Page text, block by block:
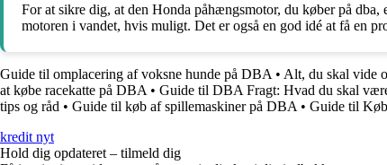
For at sikre dig, at den Honda påhængsmotor, du køber på
motoren i vandet, hvis muligt. Det er også en god idé at få en
Guide til omplacering af voksne hunde på DBA • Alt, du skal vide
at købe racekatte på DBA • Guide til DBA Fragt: Hvad du skal
tips og råd • Guide til køb af spillemaskiner på DBA • Guide til
kredit nyt
Hold dig opdateret – tilmeld dig